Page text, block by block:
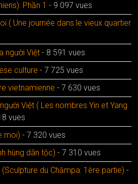
Phần 1 - 9 097 vues
( Une journée dans le vieux quartier
người Việt - 8 591 vues
culture - 7 725 vues
vietnamienne - 7 630 vues
Việt ( Les nombres Yin et Yang
vues
moi) - 7 320 vues
hùng dân tộc) - 7 310 vues
du Chămpa: 1ère partie) -